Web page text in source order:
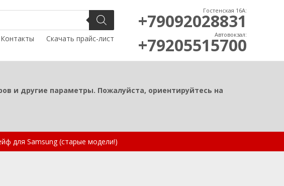
Контакты Скачать прайс-лист
Гостенская 16А:
+79092028831
Автовокзал:
+79205515700
и другие параметры. Пожалуйста, ориентируйтесь на
для Samsung (старые модели!)